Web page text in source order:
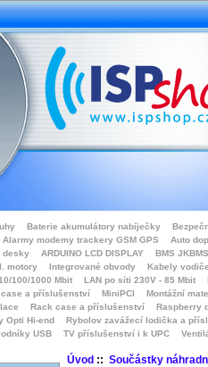
Baterie akumulátory nabíječky
Alarmy modemy trackery GSM GPS
Auto
desky
ARDUINO LCD DISPLAY
BMS
motory
Integrované obvody
Kabely
100/1000 Mbit LAN po síti 230V - 85 Mbit
case a příslušenství MiniPCI
Montážní
Rack case a příslušenství
Raspberry
Opti Hi-end
Rybolov zavážecí lodička a přísl
USB
TV příslušenství i k UPC
Úvod:: Součástky